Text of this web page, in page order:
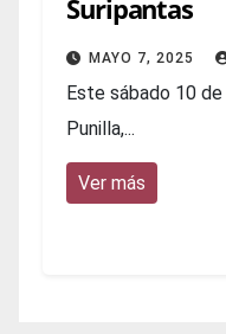
Suripantas
MAYO 7, 2025
Este sábado 10 de
Punilla,...
Ver más